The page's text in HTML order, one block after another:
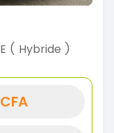
( Hybride )